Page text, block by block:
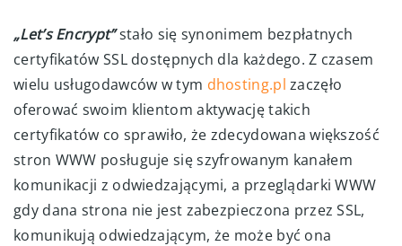
„Let’s Encrypt”stało się synonimem bezpłatnych
certyfikatów SSL dostępnych dla każdego. Z czasem
wielu usługodawców w tym dhosting.pl zaczęło
oferować swoim klientom aktywację takich
certyfikatów co sprawiło, że zdecydowana większość
stron WWW posługuje się szyfrowanym kanałem
komunikacji z odwiedzającymi, a przeglądarki WWW
gdy dana strona nie jest zabezpieczona przez SSL,
komunikują odwiedzającym, że może być ona